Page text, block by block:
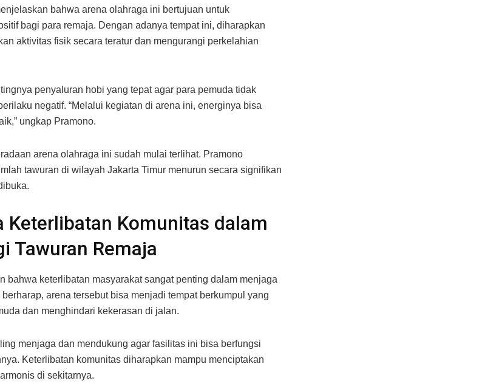
bahwa arena olahraga ini bertujuan untuk
bagi para remaja. Dengan adanya tempat ini, diharapkan
aktivitas fisik secara teratur dan mengurangi perkelahian
penyaluran hobi yang tepat agar para pemuda tidak
negatif. “Melalui kegiatan di arena ini, energinya bisa
ungkap Pramono.
arena olahraga ini sudah mulai terlihat. Pramono
tawuran di wilayah Jakarta Timur menurun secara signifikan
Keterlibatan Komunitas dalam
Tawuran Remaja
bahwa keterlibatan masyarakat sangat penting dalam menjaga
arena tersebut bisa menjadi tempat berkumpul yang
dan menghindari kekerasan di jalan.
menjaga dan mendukung agar fasilitas ini bisa berfungsi
Keterlibatan komunitas diharapkan mampu menciptakan
di sekitarnya.